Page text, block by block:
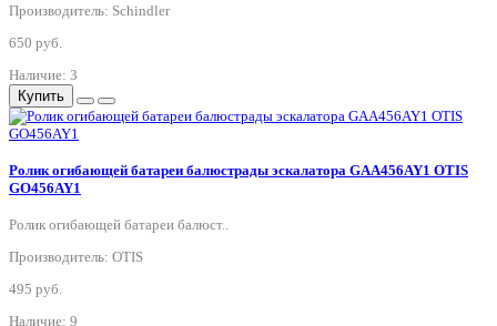
Производитель: Schindler
650 руб.
Наличие: 3
Купить
Ролик огибающей батареи балюстрады эскалатора GAA456AY1 OTIS
GO456AY1
Ролик огибающей батареи балюст..
Производитель: OTIS
495 руб.
Наличие: 9